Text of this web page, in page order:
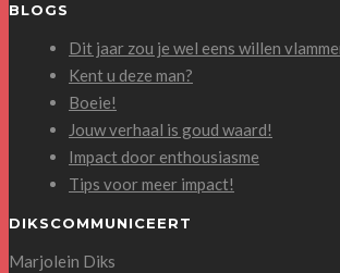
BLOGS
Dit jaar zou je wel eens willen
Kent u deze man?
Boeie!
Jouw verhaal is goud waard!
Impact door enthousiasme
Tips voor meer impact!
DIKSCOMMUNICEERT
Marjolein Diks